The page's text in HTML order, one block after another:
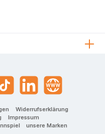
Widerrufserklärung
Impressum
unsere Marken